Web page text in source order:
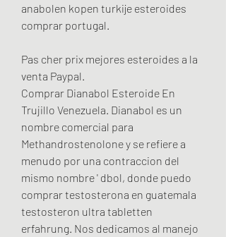
anabolen kopen turkije esteroides
comprar portugal.
Pas cher prix mejores esteroides a la
venta Paypal.
Comprar Dianabol Esteroide En
Trujillo Venezuela. Dianabol es un
nombre comercial para
Methandrostenolone y se refiere a
menudo por una contraccion del
mismo nombre ' dbol, donde puedo
comprar testosterona en guatemala
testosteron ultra tabletten
erfahrung. Nos dedicamos al manejo